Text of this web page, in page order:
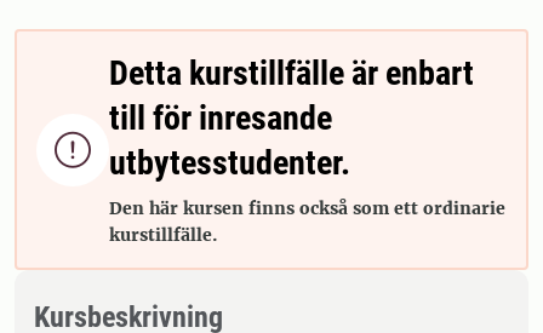

Detta kurstillfälle är enbart
till för inresande
utbytesstudenter.
Den här kursen finns också som ett ordinarie
kurstillfälle.
Kursbeskrivning